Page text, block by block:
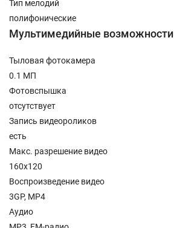
Тип мелодий
полифонические
Мультимедийные возможности
Тыловая фотокамера
0.1 МП
Фотовспышка
отсутствует
Запись видеороликов
есть
Макс. разрешение видео
160x120
Воспроизведение видео
3GP, MP4
Аудио